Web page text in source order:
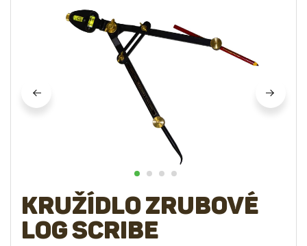
Kružídlo zrubové
LOG SCRIBE